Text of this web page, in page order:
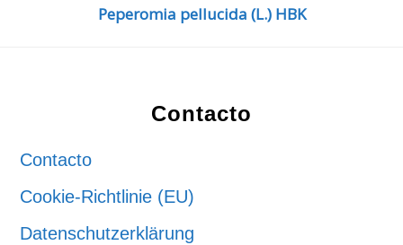
Peperomia pellucida (L.) HBK
Contacto
Contacto
Cookie-Richtlinie (EU)
Datenschutzerklärung